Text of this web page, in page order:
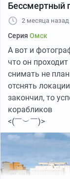
Бессмертный
2 месяца назад
Серия Омск
А вот и
что он
снимать не
отснять
закончил, то
корабликов
<(￣︶￣)>